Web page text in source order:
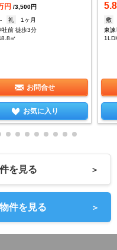
円 /3,500円
礼
1ヶ月
社前 徒歩3分
㎡
お問合せ
お気に入り
敷
東
を見る ＞
件を見る ＞